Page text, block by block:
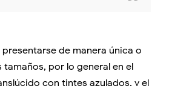
de manera única o
tamaños, por lo general en el
con tintes azulados, y el